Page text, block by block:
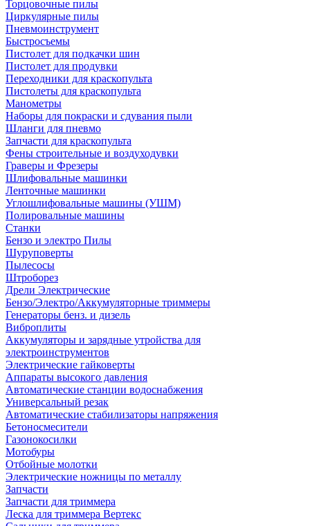
Торцовочные пилы
Циркулярные пилы
Пневмоинструмент
Быстросъемы
Пистолет для подкачки шин
Пистолет для продувки
Переходники для краскопульта
Пистолеты для краскопульта
Манометры
Наборы для покраски и сдувания пыли
Шланги для пневмо
Запчасти для краскопульта
Фены строительные и воздуходувки
Граверы и Фрезеры
Шлифовальные машинки
Ленточные машинки
Углошлифовальные машины (УШМ)
Полировальные машины
Станки
Бензо и электро Пилы
Шуруповерты
Пылесосы
Штроборез
Дрели Электрические
Бензо/Электро/Аккумуляторные триммеры
Генераторы бенз. и дизель
Виброплиты
Аккумуляторы и зарядные утройства для
электроинструментов
Электрические гайковерты
Аппараты высокого давления
Автоматические станции водоснабжения
Универсальный резак
Автоматические стабилизаторы напряжения
Бетоносмесители
Газонокосилки
Мотобуры
Отбойные молотки
Электрические ножницы по металлу
Запчасти
Запчасти для триммера
Леска для триммера Вертекс